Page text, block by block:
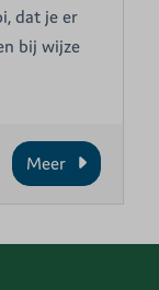
dat je er
bij wijze
Meer